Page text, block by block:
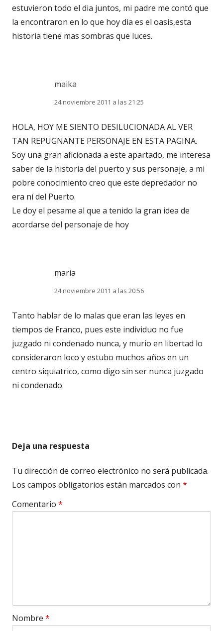
estuvieron todo el dia juntos, mi padre me contó que
la encontraron en lo que hoy dia es el oasis,esta
historia tiene mas sombras que luces.
maika
24 noviembre 2011 a las 21:25
HOLA, HOY ME SIENTO DESILUCIONADA AL VER
TAN REPUGNANTE PERSONAJE EN ESTA PAGINA.
Soy una gran aficionada a este apartado, me interesa
saber de la historia del puerto y sus personaje, a mi
pobre conocimiento creo que este depredador no
era ní del Puerto.
Le doy el pesame al que a tenido la gran idea de
acordarse del personaje de hoy
maria
24 noviembre 2011 a las 20:56
Tanto hablar de lo malas que eran las leyes en
tiempos de Franco, pues este individuo no fue
juzgado ni condenado nunca, y murio en libertad lo
consideraron loco y estubo muchos años en un
centro siquiatrico, como digo sin ser nunca juzgado
ni condenado.
Deja una respuesta
Tu dirección de correo electrónico no será publicada.
Los campos obligatorios están marcados con *
Comentario *
Nombre *